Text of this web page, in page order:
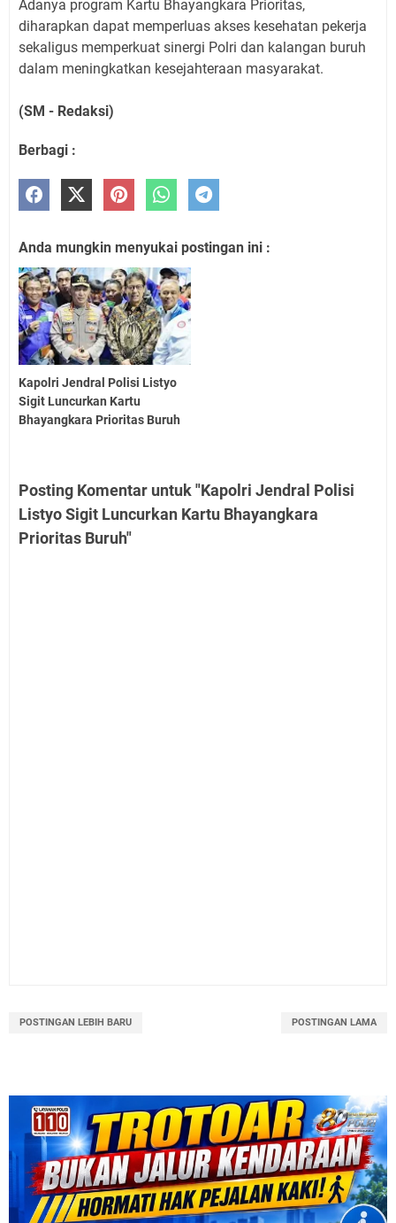
Adanya program Kartu Bhayangkara Prioritas,
diharapkan dapat memperluas akses kesehatan pekerja
sekaligus memperkuat sinergi Polri dan kalangan buruh
dalam meningkatkan kesejahteraan masyarakat.
(SM - Redaksi)
Berbagi :
Anda mungkin menyukai postingan ini :
Kapolri Jendral Polisi Listyo
Sigit Luncurkan Kartu
Bhayangkara Prioritas Buruh
Posting Komentar untuk "Kapolri Jendral Polisi
Listyo Sigit Luncurkan Kartu Bhayangkara
Prioritas Buruh"
POSTINGAN LEBIH BARU POSTINGAN LAMA